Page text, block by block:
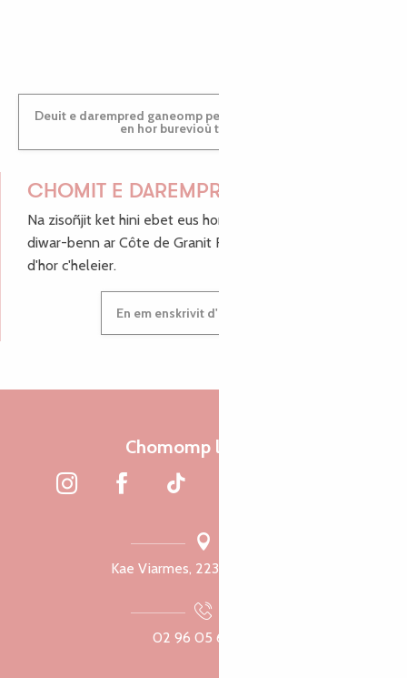
Deuit e darempred ganeomp pe deuit da welet ac'hanomp
en hor burevioù touristerezh
CHOMIT E DAREMPRED !
Na zisoñjit ket hini ebet eus hor c'hinnigoù mat ha keleier
diwar-benn ar Côte de Granit Rose, enskrivit hoc'h anv
d'hor c'heleier.
En em enskrivit d'hor c'heleier
Chomomp liammet
Kae Viarmes, 22300 Lannuon
02 96 05 60 70